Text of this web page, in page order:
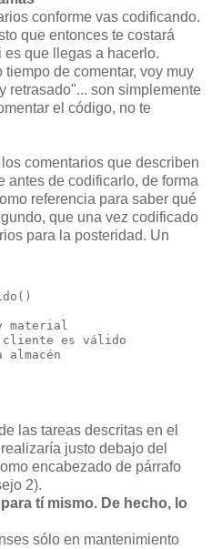
conforme vas codificando.
que entonces te costará
que llegas a hacerlo.
de comentar, voy muy
retrasado"... son simplemente
el código, no te
comentarios que describen
antes de codificarlo, de forma
referencia para saber qué
que una vez codificado
para la posteridad. Un
material
es válido
almacén
las tareas descritas en el
justo debajo del
encabezado de párrafo
2).
tí mismo. De hecho, lo
sólo en mantenimiento